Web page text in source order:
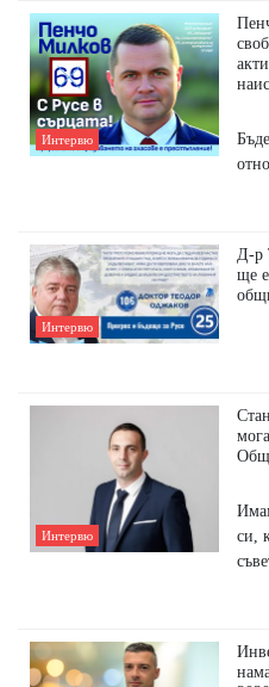
Интервю
Интервю
Д-р
ще
Интервю
си,